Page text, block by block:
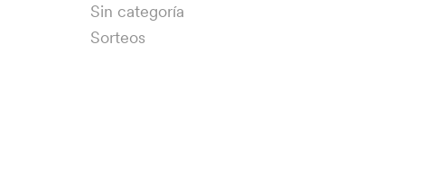
Sin categoría
Sorteos